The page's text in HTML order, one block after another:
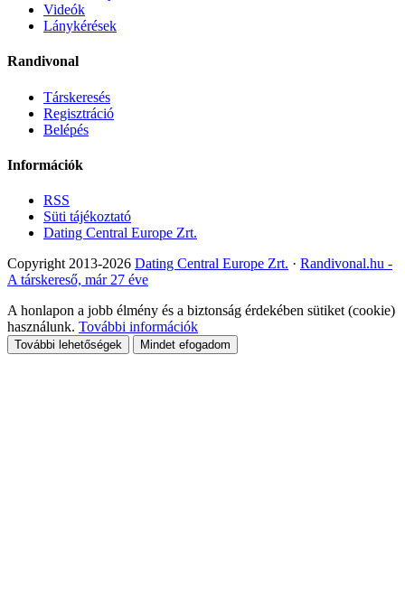
Videók
Lánykérések
Randivonal
Társkeresés
Regisztráció
Belépés
Információk
RSS
Süti tájékoztató
Dating Central Europe Zrt.
Copyright 2013-2026 Dating Central Europe Zrt. · Randivonal.hu -
A társkereső, már 27 éve
A honlapon a jobb élmény és a biztonság érdekében sütiket (cookie)
használunk. További információk
További lehetőségek Mindet efogadom